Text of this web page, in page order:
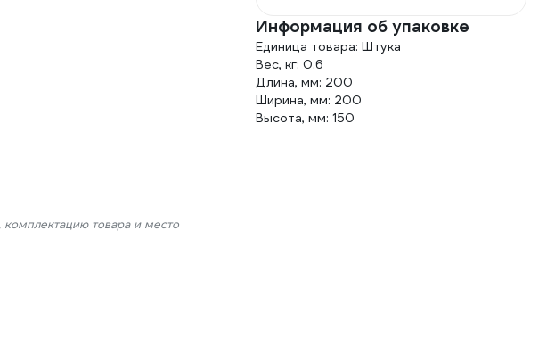
комплектацию товара и место
Информация об упаковке
Единица товара: Штука
Вес, кг: 0.6
Длина, мм: 200
Ширина, мм: 200
Высота, мм: 150